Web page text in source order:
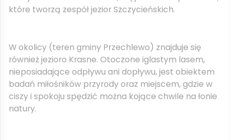
które tworzą zespół jezior Szczycieńskich.
W okolicy (teren gminy Przechlewo) znajduje się
również jezioro Krasne. Otoczone iglastym lasem,
nieposiadające odpływu ani dopływu, jest obiektem
badań miłośników przyrody oraz miejscem, gdzie w
ciszy i spokoju spędzić można kojące chwile na łonie
natury.